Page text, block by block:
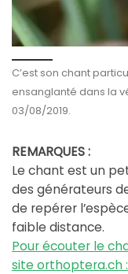
C’est son chant
ensanglanté dans la
03/08/2019.
REMARQUES :
Le chant est un
des générateurs
de repérer
faible distance.
Pour écouter le
site orthoptera.ch :